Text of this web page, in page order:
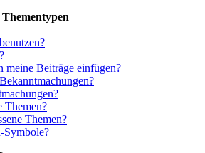
Beiträge einfügen?
Themen?
Themen?
Symbole?